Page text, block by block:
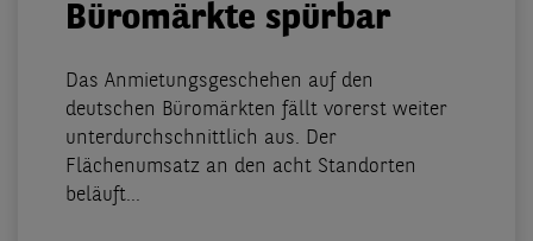
Büromärkte spürbar
Das Anmietungsgeschehen auf den
deutschen Büromärkten fällt vorerst weiter
unterdurchschnittlich aus. Der
Flächenumsatz an den acht Standorten
beläuft...